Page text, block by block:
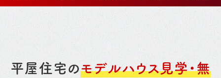
平屋住宅のモデルハウス見学・無